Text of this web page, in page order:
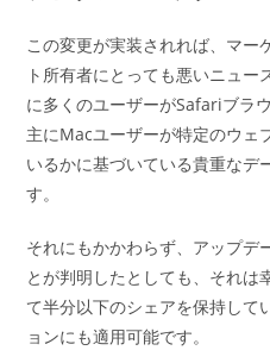
この変更が実装されれば、マー
ト所有者にとっても悪いニュ
に多くのユーザーがSafariブラ
主にMacユーザーが特定のウェ
いるかに基づいている貴重なデ
す。
それにもかかわらず、アップデ
とが判明したとしても、それは
て半分以下のシェアを保持して
ョンにも適用可能です。